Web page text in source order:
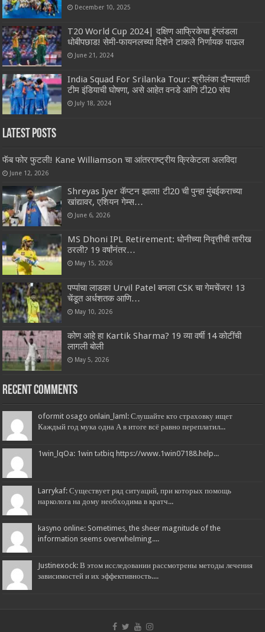
December 10, 2025
T20 World Cup 2024| दक्षिण आफ्रिकेचा इंग्लंडला
धोबीपछाड! सेमी-फायनलच्या दिशेने टाकले निर्णायक पाऊल
June 21, 2024
India Squad For Srilanka Tour: श्रीलंका दौऱ्यासाठी
टीम इंडियाची घोषणा, असे आहेत वनडे आणि टी20 संघ
July 18, 2024
Latest Posts
फॅब फोर फुटली! Kane Williamson चा आंतरराष्ट्रीय क्रिकेटला अलविदा
June 12, 2026
Shreyas Iyer कॅप्टन झाला! टी20 ची पुन्हा मुंबईकराच्या
खांद्यावर, एशियन गेम्स…
June 6, 2026
MS Dhoni IPL Retirement: धोनीच्या निवृत्तीची तारीख
ठरली? 19 वर्षांनंतर…
May 15, 2026
पप्पांचा लाडका Urvil Patel बनला CSK चा गेमचेंजर! 13
चेंडूत अर्धशतक आणि…
May 10, 2026
कोण आहे हा Kartik Sharma? 19 व्या वर्षी 14 कोटींची
लागली बोली
May 5, 2026
Recent Comments
oformit osago onlain_laml: Слушайте кто страховку ищет
Каждый год мука одна А в итоге всё равно переплатил...
1win_lqOa: 1win tətbiq https://www.1win07188.help...
Larrykaf: Существует ряд ситуаций, при которых помощь
нарколога на дому необходима в кратч...
kasyno online: Sometimes, the sheer magnitude of the
information seems overwhelming....
Justinexock: В этом исследовании рассмотрены методы лечения
зависимостей и их эффективность....